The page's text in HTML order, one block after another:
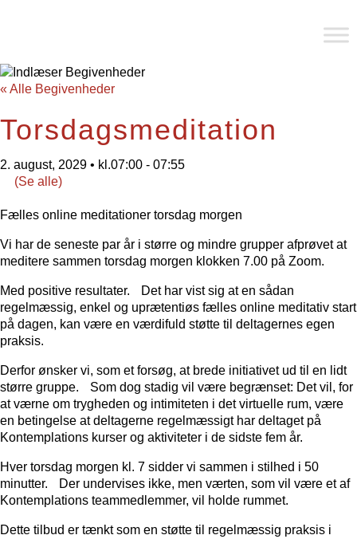
« Alle Begivenheder
Torsdagsmeditation
2. august, 2029 • kl.07:00 - 07:55
(Se alle)
Fælles online meditationer torsdag morgen
Vi har de seneste par år i større og mindre grupper afprøvet at
meditere sammen torsdag morgen klokken 7.00 på Zoom.
Med positive resultater. Det har vist sig at en sådan
regelmæssig, enkel og uprætentiøs fælles online meditativ start
på dagen, kan være en værdifuld støtte til deltagernes egen
praksis.
Derfor ønsker vi, som et forsøg, at brede initiativet ud til en lidt
større gruppe. Som dog stadig vil være begrænset: Det vil, for
at værne om trygheden og intimiteten i det virtuelle rum, være
en betingelse at deltagerne regelmæssigt har deltaget på
Kontemplations kurser og aktiviteter i de sidste fem år.
Hver torsdag morgen kl. 7 sidder vi sammen i stilhed i 50
minutter. Der undervises ikke, men værten, som vil være et af
Kontemplations teammedlemmer, vil holde rummet.
Dette tilbud er tænkt som en støtte til regelmæssig praksis i